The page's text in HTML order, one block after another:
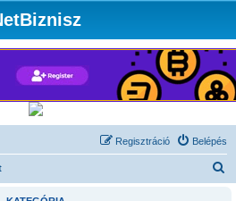
Belépés
Regisztráció